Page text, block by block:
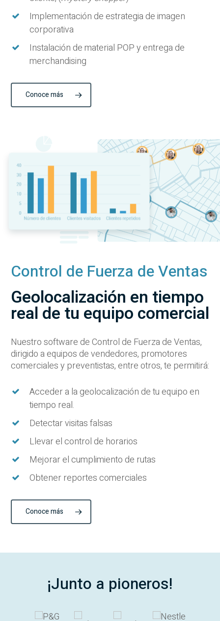
Implementación de estrategia de imagen
corporativa
Instalación de material POP y entrega de
merchandising
Conoce más
Control de Fuerza de Ventas
Geolocalización en tiempo
real de tu equipo comercial
Nuestro software de Control de Fuerza de Ventas,
dirigido a equipos de vendedores, promotores
comerciales y preventistas, entre otros, te permitirá:
Acceder a la geolocalización de tu equipo en
tiempo real.
Detectar visitas falsas
Llevar el control de horarios
Mejorar el cumplimiento de rutas
Obtener reportes comerciales
Conoce más
¡Junto a pioneros!